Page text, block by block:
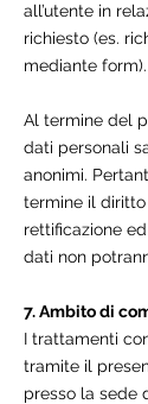
all’utente in
richiesto (es.
mediante form).
Al termine del
dati personali
anonimi.
termine il diritto
rettificazione
dati non
7. Ambito di
I trattamenti
tramite il
presso la sede